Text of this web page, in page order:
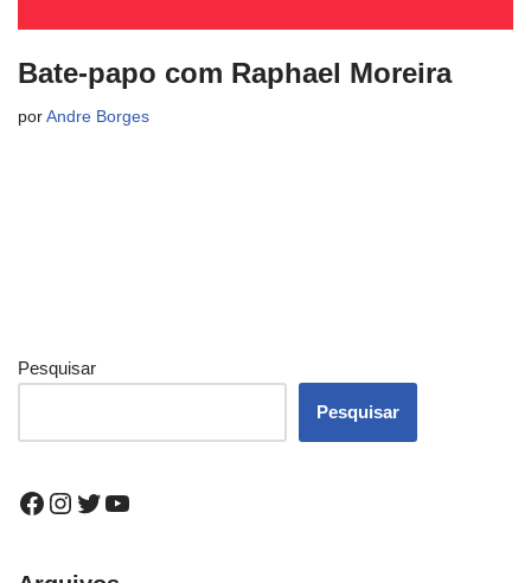
Bate-papo com Raphael Moreira
por Andre Borges
Pesquisar
Pesquisar